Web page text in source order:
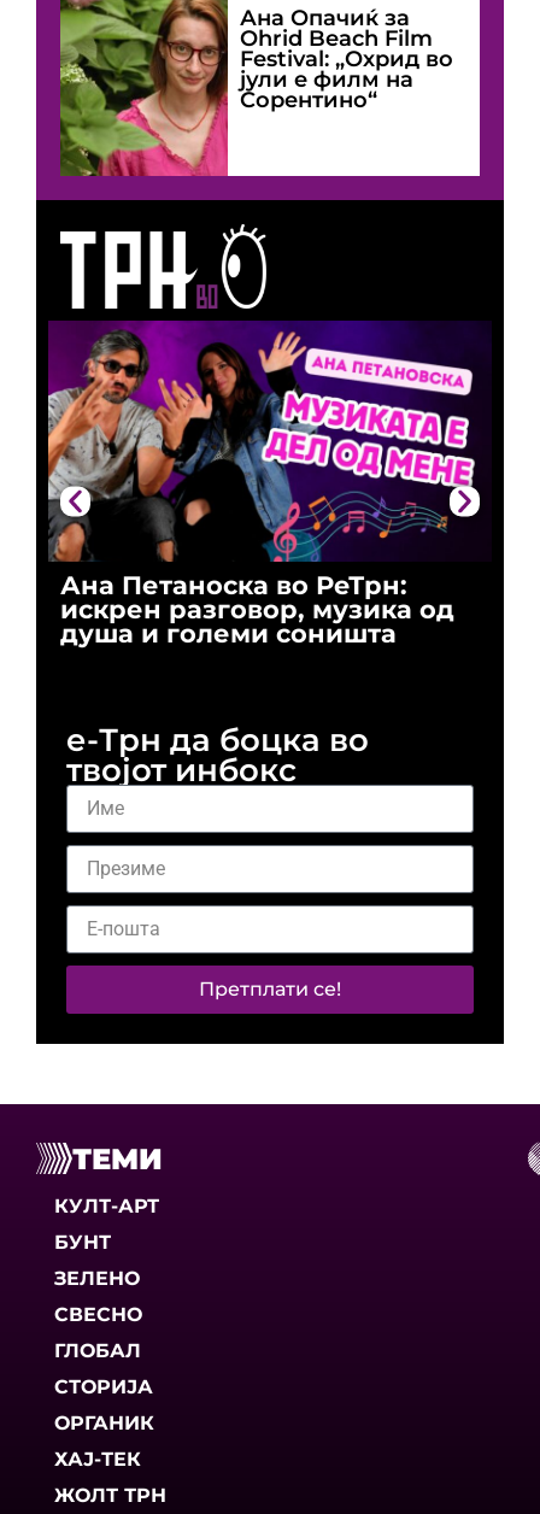
Ана Петаноска во РеТрн:
искрен разговор, музика од
душа и големи соништа
Ана Опачиќ за
Оhrid Beach Film
Festival: „Охрид во
јули е филм на
Сорентино“
е-Трн да боцка во
твојот инбокс
Претплати се!
ТЕМИ
КУЛТ-АРТ
БУНТ
ЗЕЛЕНО
СВЕСНО
ГЛОБАЛ
СТОРИЈА
ОРГАНИК
ХАЈ-ТЕК
ЖОЛТ ТРН